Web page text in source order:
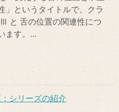
」というタイトルで、クラ
と 舌の位置の関連性につ
ます。...
シリーズの紹介